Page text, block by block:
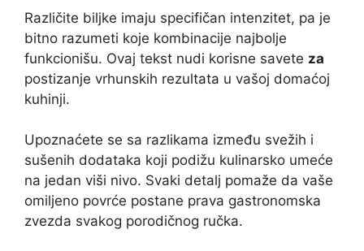
Različite biljke imaju specifičan intenzitet, pa je
bitno razumeti koje kombinacije najbolje
funkcionišu. Ovaj tekst nudi korisne savete za
postizanje vrhunskih rezultata u vašoj domaćoj
kuhinji.
Upoznaćete se sa razlikama između svežih i
sušenih dodataka koji podižu kulinarsko umeće
na jedan viši nivo. Svaki detalj pomaže da vaše
omiljeno povrće postane prava gastronomska
zvezda svakog porodičnog ručka.